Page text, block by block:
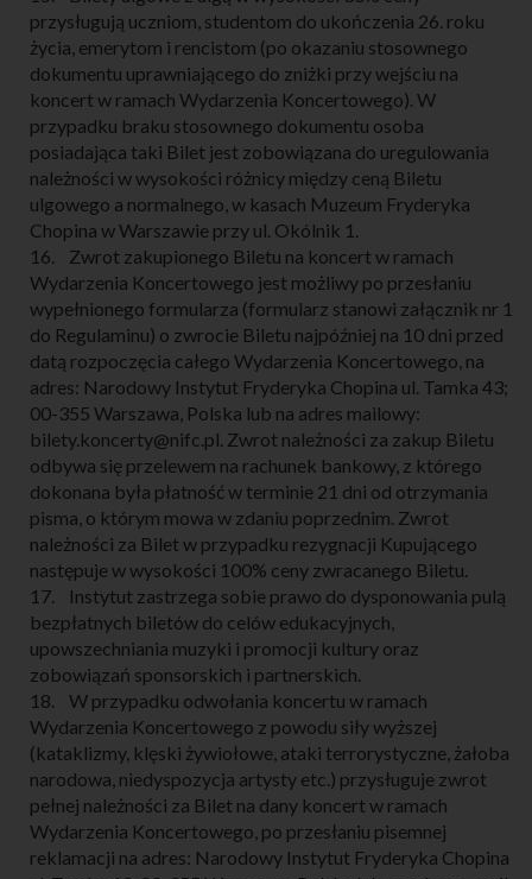
przysługują uczniom, studentom do ukończenia 26. roku
życia, emerytom i rencistom (po okazaniu stosownego
dokumentu uprawniającego do zniżki przy wejściu na
koncert w ramach Wydarzenia Koncertowego). W
przypadku braku stosownego dokumentu osoba
posiadająca taki Bilet jest zobowiązana do uregulowania
należności w wysokości różnicy między ceną Biletu
ulgowego a normalnego, w kasach Muzeum Fryderyka
Chopina w Warszawie przy ul. Okólnik 1.
16. Zwrot zakupionego Biletu na koncert w ramach
Wydarzenia Koncertowego jest możliwy po przesłaniu
wypełnionego formularza (formularz stanowi załącznik nr 1
do Regulaminu) o zwrocie Biletu najpóźniej na 10 dni przed
datą rozpoczęcia całego Wydarzenia Koncertowego, na
adres: Narodowy Instytut Fryderyka Chopina ul. Tamka 43;
00-355 Warszawa, Polska lub na adres mailowy:
bilety.koncerty@nifc.pl. Zwrot należności za zakup Biletu
odbywa się przelewem na rachunek bankowy, z którego
dokonana była płatność w terminie 21 dni od otrzymania
pisma, o którym mowa w zdaniu poprzednim. Zwrot
należności za Bilet w przypadku rezygnacji Kupującego
następuje w wysokości 100% ceny zwracanego Biletu.
17. Instytut zastrzega sobie prawo do dysponowania pulą
bezpłatnych biletów do celów edukacyjnych,
upowszechniania muzyki i promocji kultury oraz
zobowiązań sponsorskich i partnerskich.
18. W przypadku odwołania koncertu w ramach
Wydarzenia Koncertowego z powodu siły wyższej
(kataklizmy, klęski żywiołowe, ataki terrorystyczne, żałoba
narodowa, niedyspozycja artysty etc.) przysługuje zwrot
pełnej należności za Bilet na dany koncert w ramach
Wydarzenia Koncertowego, po przesłaniu pisemnej
reklamacji na adres: Narodowy Instytut Fryderyka Chopina